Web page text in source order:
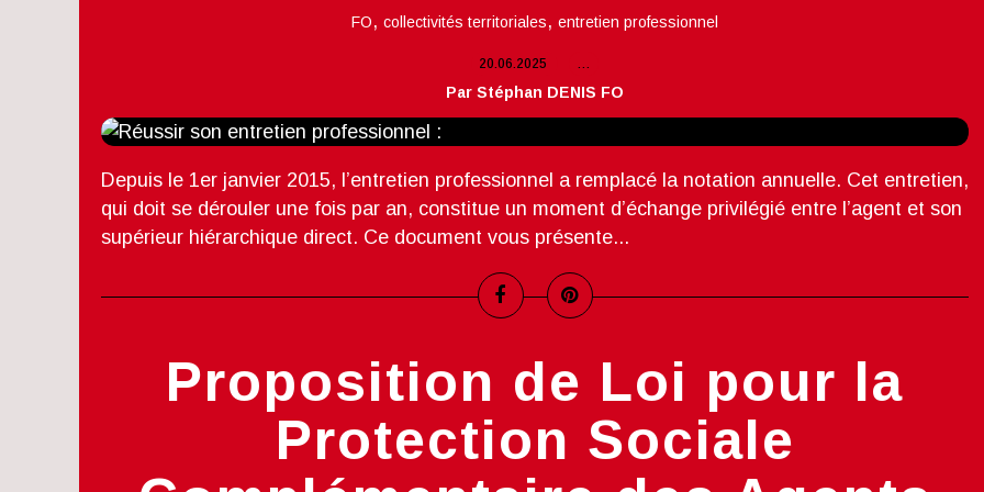
FO, collectivités territoriales, entretien professionnel
20.06.2025 …
Par Stéphan DENIS FO
Depuis le 1er janvier 2015, l’entretien professionnel a remplacé la notation annuelle. Cet entretien,
qui doit se dérouler une fois par an, constitue un moment d’échange privilégié entre l’agent et son
supérieur hiérarchique direct. Ce document vous présente...
Proposition de Loi pour la
Protection Sociale